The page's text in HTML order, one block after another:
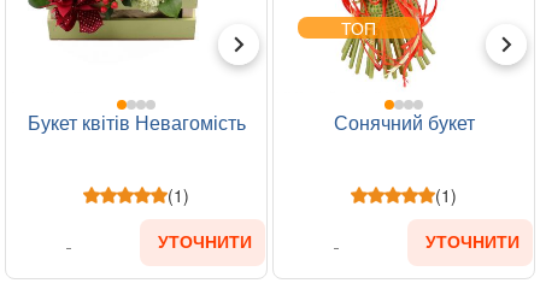
Букет квітів Невагомість
(1)
УТОЧНИТИ
ТОП
Сонячний букет
(1)
УТОЧНИТИ